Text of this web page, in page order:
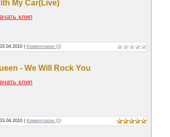
My Car(Live)
клип
03.04.2010 Комментарии (0)
- We Will Rock You
клип
03.04.2010 Комментарии (0)